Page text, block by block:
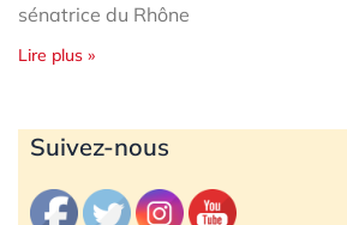
sénatrice du Rhône
Lire plus »
Suivez-nous
Archives